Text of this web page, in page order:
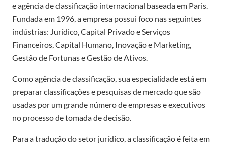
e agência de classificação internacional baseada em Paris.
Fundada em 1996, a empresa possui foco nas seguintes
indústrias: Jurídico, Capital Privado e Serviços
Financeiros, Capital Humano, Inovação e Marketing,
Gestão de Fortunas e Gestão de Ativos.
Como agência de classificação, sua especialidade está em
preparar classificações e pesquisas de mercado que são
usadas por um grande número de empresas e executivos
no processo de tomada de decisão.
Para a tradução do setor jurídico, a classificação é feita em